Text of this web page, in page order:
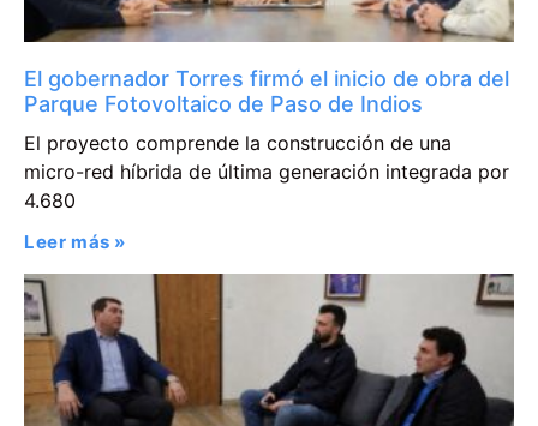
El gobernador Torres firmó el inicio de obra del
Parque Fotovoltaico de Paso de Indios
El proyecto comprende la construcción de una
micro-red híbrida de última generación integrada por
4.680
Leer más »